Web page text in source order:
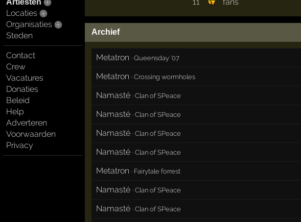
Locaties
Organisaties
Steden
Contact
Crew
Vacatures
Donaties
Beleid
Help
Adverteren
Voorwaarden
Privacy
11
fans
Archief
Metatron ·Queensday '07
Metatron ·Crossing wormholes
Namasté ·Clan of SPeace
Namasté ·Clan of SPeace
Namasté ·Clan of SPeace
Namasté ·Clan of SPeace
Metatron · Fairytale forrest
Namasté ·Clan of SPeace
Namasté ·Clan of SPeace